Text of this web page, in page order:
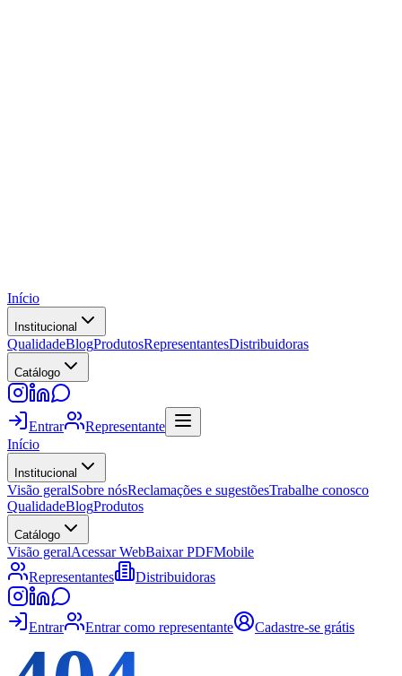
Início
Institucional
QualidadeBlogProdutosRepresentantesDistribuidoras
Catálogo
Entrar
Representante
Início
Institucional
Visão geralSobre nósReclamações e sugestõesTrabalhe conosco
QualidadeBlogProdutos
Catálogo
Visão geralAcessar WebBaixar PDFMobile
Representantes
Distribuidoras
Entrar Entrar como representante Cadastre-se grátis